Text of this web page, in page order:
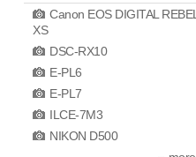
Canon EOS DIGITAL REBEL
XS
DSC-RX10
E-PL6
E-PL7
ILCE-7M3
NIKON D500